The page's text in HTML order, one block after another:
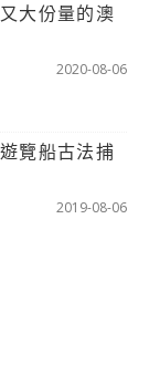
大份量的澳
2020-08-06
覽船古法捕
2019-08-06